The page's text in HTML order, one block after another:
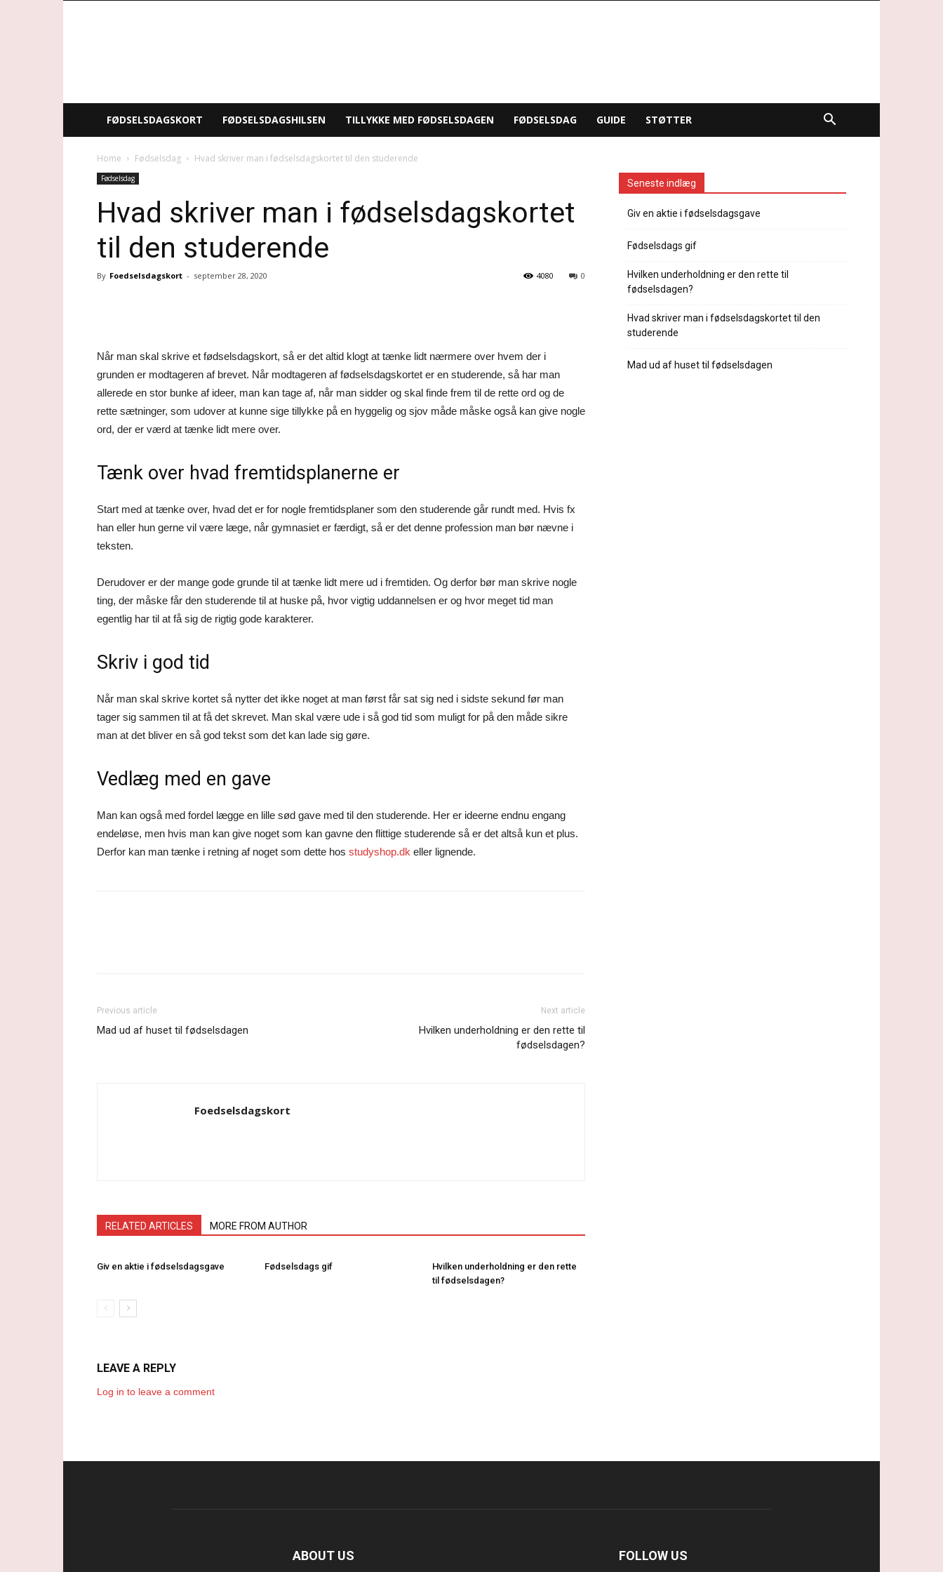
FØDSELSDAGSKORT FØDSELSDAGSHILSEN TILLYKKE MED FØDSELSDAGEN FØDSELSDAG GUIDE STØTTER
Home Fødselsdag Hvad skriver man i fødselsdagskortet til den studerende
Fødselsdag
Hvad skriver man i fødselsdagskortet
til den studerende
By Foedselsdagskort - september 28, 2020 0
4080
Når man skal skrive et fødselsdagskort, så er det altid klogt at tænke lidt nærmere over hvem der i
grunden er modtageren af brevet. Når modtageren af fødselsdagskortet er en studerende, så har man
allerede en stor bunke af ideer, man kan tage af, når man sidder og skal finde frem til de rette ord og de
rette sætninger, som udover at kunne sige tillykke på en hyggelig og sjov måde måske også kan give nogle
ord, der er værd at tænke lidt mere over.
Tænk over hvad fremtidsplanerne er
Start med at tænke over, hvad det er for nogle fremtidsplaner som den studerende går rundt med. Hvis fx
han eller hun gerne vil være læge, når gymnasiet er færdigt, så er det denne profession man bør nævne i
teksten.
Derudover er der mange gode grunde til at tænke lidt mere ud i fremtiden. Og derfor bør man skrive nogle
ting, der måske får den studerende til at huske på, hvor vigtig uddannelsen er og hvor meget tid man
egentlig har til at få sig de rigtig gode karakterer.
Skriv i god tid
Når man skal skrive kortet så nytter det ikke noget at man først får sat sig ned i sidste sekund før man
tager sig sammen til at få det skrevet. Man skal være ude i så god tid som muligt for på den måde sikre
man at det bliver en så god tekst som det kan lade sig gøre.
Vedlæg med en gave
Man kan også med fordel lægge en lille sød gave med til den studerende. Her er ideerne endnu engang
endeløse, men hvis man kan give noget som kan gavne den flittige studerende så er det altså kun et plus.
Derfor kan man tænke i retning af noget som dette hos studyshop.dk eller lignende.
Previous article
Mad ud af huset til fødselsdagen
Next article
Hvilken underholdning er den rette til
fødselsdagen?
Foedselsdagskort
RELATED ARTICLES MORE FROM AUTHOR
Giv en aktie i fødselsdagsgave Fødselsdags gif
Hvilken underholdning er den rette
til fødselsdagen?
LEAVE A REPLY
Log in to leave a comment
Seneste indlæg
Giv en aktie i fødselsdagsgave
Fødselsdags gif
Hvilken underholdning er den rette til
fødselsdagen?
Hvad skriver man i fødselsdagskortet til den
studerende
Mad ud af huset til fødselsdagen
ABOUT US FOLLOW US